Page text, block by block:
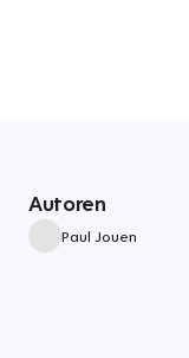
Autoren
Paul Jouen